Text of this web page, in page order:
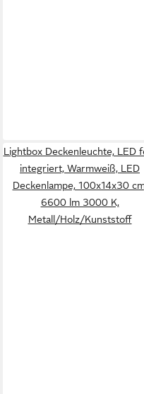
Lightbox Deckenleuchte, LED
integriert, Warmweiß, LED
Deckenlampe, 100x14x30
6600 lm 3000 K,
Metall/Holz/Kunststoff